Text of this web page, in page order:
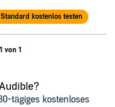
kostenlos testen
von 1
tägiges kostenloses